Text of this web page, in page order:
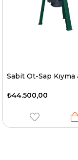
₺44.500,00